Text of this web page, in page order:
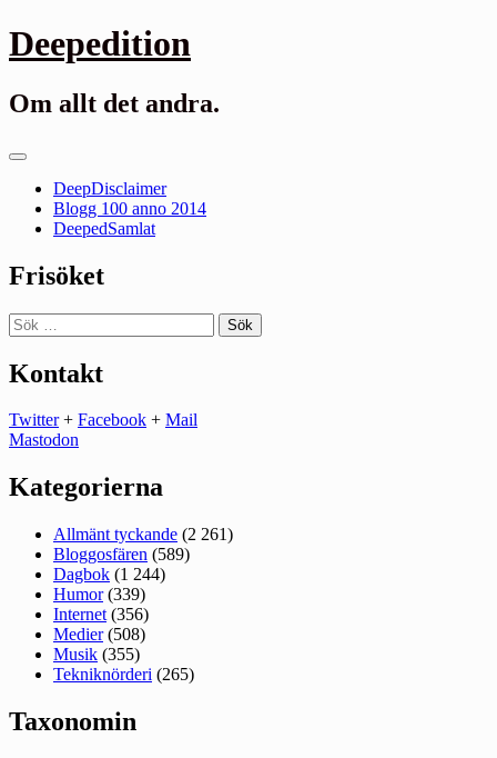
Gå
till
Deepedition
Om allt det andra.
Primär
DeepDisclaimer
Blogg 100 anno 2014
DeepedSamlat
Frisöket
Sök
efter:
Kontakt
Twitter+ Facebook + Mail
Mastodon
Kategorierna
Allmänt tyckande (2 261)
Bloggosfären (589)
Dagbok (1 244)
Humor(339)
Internet (356)
Medier(508)
Musik (355)
Tekniknörderi (265)
Taxonomin